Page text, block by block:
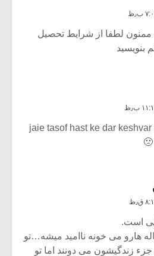
ممنون لطفا از شرایط تحصیل
بنویسید
jaie tasof hast ke dar
است.
هارو می خونه ناامید میشه…تو
زندگیشون می دونند اما تو